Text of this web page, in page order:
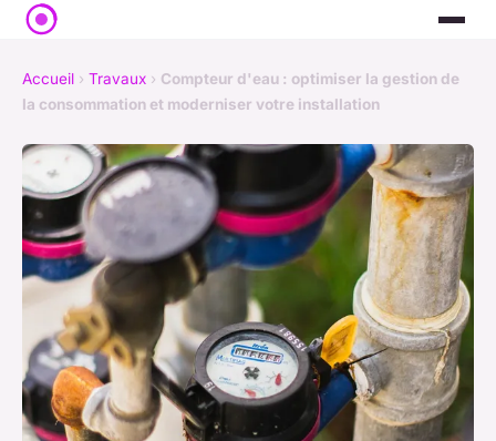
Accueil › Travaux › Compteur d'eau : optimiser la gestion de
la consommation et moderniser votre installation